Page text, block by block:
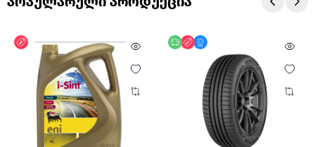
ფასდაკლება უფასო მიწოდება
ფასდაკლება